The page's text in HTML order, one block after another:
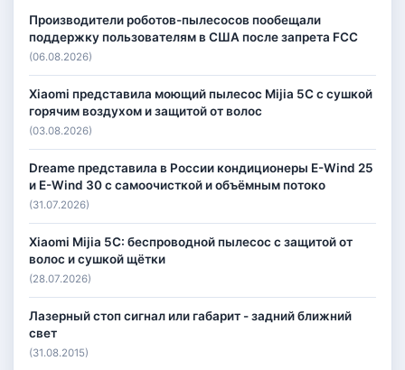
Производители роботов-пылесосов пообещали
поддержку пользователям в США после запрета FCC
(06.08.2026)
Xiaomi представила моющий пылесос Mijia 5C с сушкой
горячим воздухом и защитой от волос
(03.08.2026)
Dreame представила в России кондиционеры E-Wind 25
и E-Wind 30 с самоочисткой и объёмным потоко
(31.07.2026)
Xiaomi Mijia 5C: беспроводной пылесос с защитой от
волос и сушкой щётки
(28.07.2026)
Лазерный стоп сигнал или габарит - задний ближний
свет
(31.08.2015)